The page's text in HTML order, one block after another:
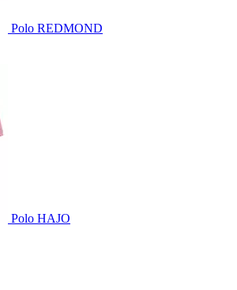
Polo REDMOND
Polo HAJO